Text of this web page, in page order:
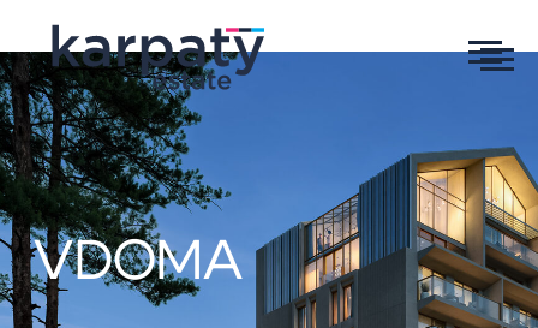
VDOMA
Перший житловий комплекс у центрі
Буковеля